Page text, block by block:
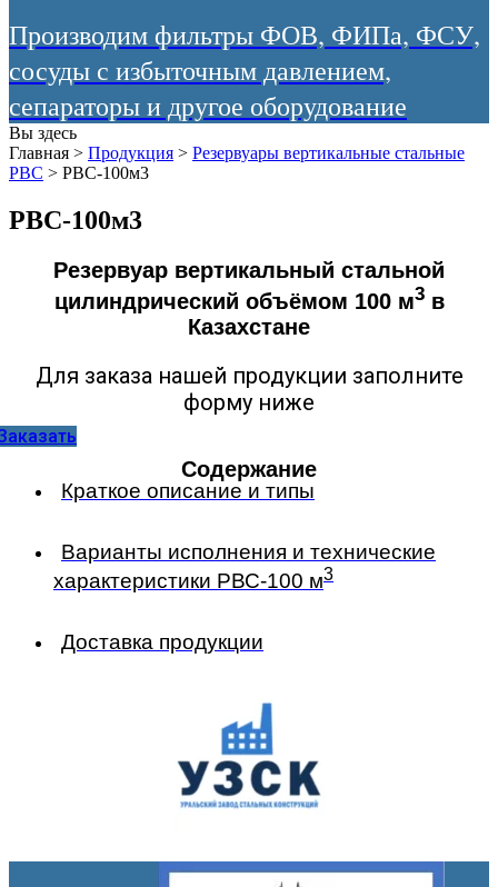
Производим фильтры ФОВ, ФИПа, ФСУ,
сосуды с избыточным давлением,
сепараторы и другое оборудование
Вы здесь
Главная > Продукция > Резервуары вертикальные стальные
РВС > РВС-100м3
РВС-100м3
Резервуар вертикальный стальной
цилиндрический объёмом 100 м3в
Казахстане
Для заказа нашей продукции заполните
форму ниже
Содержание
Краткое описание и типы
Варианты исполнения и технические
характеристики РВС-100 м3
Доставка продукции